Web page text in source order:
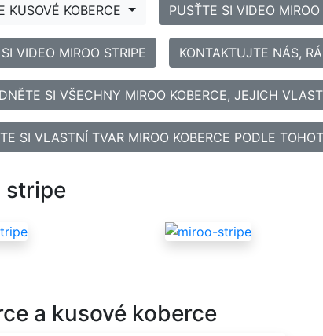
KUSOVÉ KOBERCE PUSŤTE SI VIDEO
VIDEO MIROO STRIPE KONTAKTUJTE NÁS,
SI VŠECHNY MIROO KOBERCE, JEJICH
SI VLASTNÍ TVAR MIROO KOBERCE PODLE
stripe
a kusové koberce